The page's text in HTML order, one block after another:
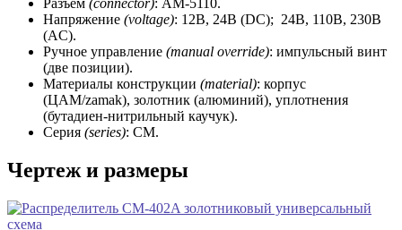
Разъем (connector): АМ-5110.
Напряжение (voltage): 12В, 24В (DC); 24В, 110В, 230В
(AC).
Ручное управление (manual override): импульсный винт
(две позиции).
Материалы конструкции (material): корпус
(ЦАМ/zamak), золотник (алюминий), уплотнения
(бутадиен-нитрильный каучук).
Серия (series): СМ.
Чертеж и размеры